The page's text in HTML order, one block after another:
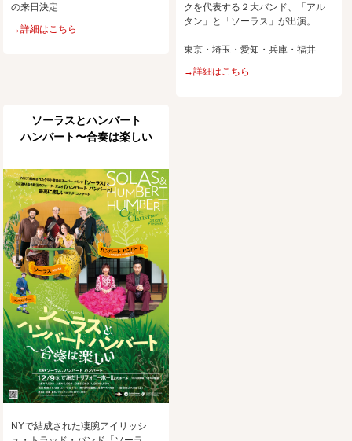
の来日決定
→詳細はこちら
クを代表する２大バンド、「アル
タン」と「ソーラス」が出演。
東京・埼玉・愛知・兵庫・福井
→詳細はこちら
ソーラスとハンバート
ハンバート〜合奏は楽しい
NYで結成された凄腕アイリッシ